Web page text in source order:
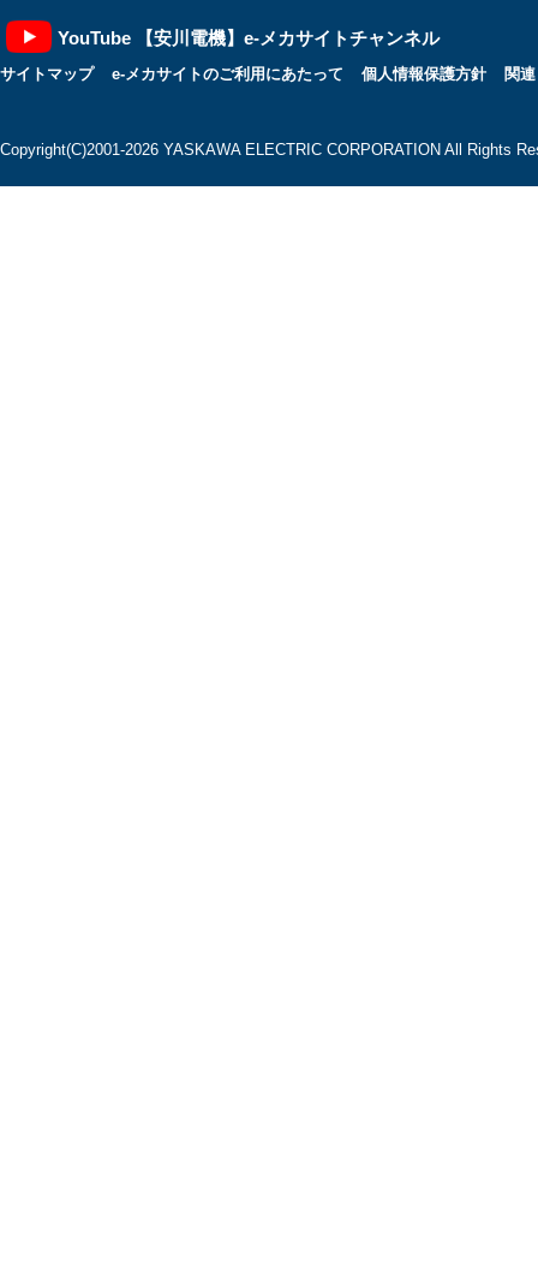
YouTube 【安川電機】e-メカサイトチャンネル
サイトマップ e-メカサイトのご利用にあたって 個人情報保護方針 関
Copyright(C)2001‐2026 YASKAWA ELECTRIC CORPORATION All Rights